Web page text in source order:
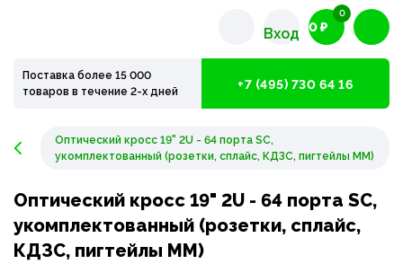
Вход 0 ₽
0
Поставка более 15 000
товаров в течение 2-х дней
+7 (495) 730 64 16
Оптический кросс 19" 2U - 64 порта SC,
укомплектованный (розетки, сплайс, КДЗС, пигтейлы MM)
Оптический кросс 19" 2U - 64 порта SC,
укомплектованный (розетки, сплайс,
КДЗС, пигтейлы MM)